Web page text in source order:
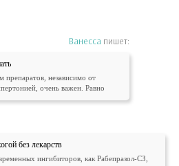
Ванесса пишет:
препаратов, независимо от
очень важен. Равно
без лекарств
ингибиторов, как Рабепразол-СЗ,